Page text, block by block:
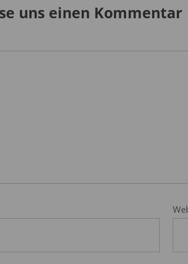
uns einen Kommentar